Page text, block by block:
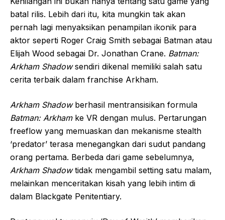
batal rilis. Lebih dari itu, kita mungkin tak akan
pernah lagi menyaksikan penampilan ikonik para
aktor seperti Roger Craig Smith sebagai Batman atau
Elijah Wood sebagai Dr. Jonathan Crane. Batman:
Arkham Shadowsendiri dikenal memiliki salah satu
cerita terbaik dalam franchise Arkham.
Arkham Shadowberhasil mentransisikan formula
Batman: Arkhamke VR dengan mulus. Pertarungan
freeflow yang memuaskan dan mekanisme stealth
‘predator’ terasa menegangkan dari sudut pandang
orang pertama. Berbeda dari game sebelumnya,
Arkham Shadowtidak mengambil setting satu malam,
melainkan menceritakan kisah yang lebih intim di
dalam Blackgate Penitentiary.